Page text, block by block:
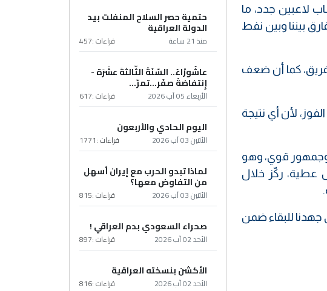
لاعبين جدد، ما
بيننا وبين نفط
كما أن ضعف
لأن أي نتيجة
وجمهور قوي، وهو
عطية، ركّز خلال
للبقاء ضمن
حتمية حصر السلاح المنفلت بيد
الدولة العراقية
منذ 21 ساعة قراءات :457
عاشُورْاءُ.. السّنَةُ الثّالثةَ عشَرَة -
إِنتفاضةُ صفَر…تمرّ...
الأربعاء 05 آب 2026 قراءات :617
اليوم الحادي والأربعون
الأثنين 03 آب 2026 قراءات :1771
لماذا تبدو الحرب مع إيران أسهل
من التفاوض معها؟
الأثنين 03 آب 2026 قراءات :815
صحراء السعودي بدم العراقي !
الأحد 02 آب 2026 قراءات :897
الأكشن بنسخته العراقية
الأحد 02 آب 2026 قراءات :816